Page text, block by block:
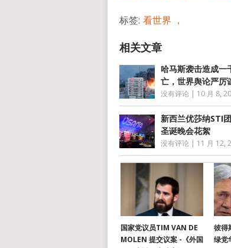
标签: 看世界 ，
哈马斯袭击造成一
亡，世界舆论严厉
没有评论 | 10 月 8,
新西兰优莎纳STI
圣诞晚会花絮
没有评论 | 11 月 12,
国家党议员TIM VAN DE
MOLEN 提交议案 -《外国
彼得
绿党